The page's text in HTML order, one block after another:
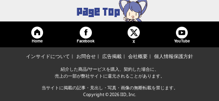
Home Facebook X YouTube
インサイドについて お問合せ 広告掲載 会社概要 個人情報保護方針
紹介した商品/サービスを購入、契約した場合に、
売上の一部が弊社サイトに還元されることがあります。
当サイトに掲載の記事・見出し・写真・画像の無断転載を禁じます。
Copyright © 2026 IID, Inc.